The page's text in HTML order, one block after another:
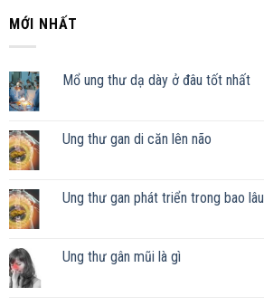
MỚI NHẤT
Mổ ung thư dạ dày ở đâu tốt nhất
Ung thư gan di căn lên não
Ung thư gan phát triển trong bao lâu
Ung thư gân mũi là gì